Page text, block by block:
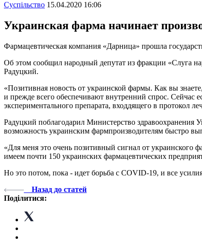
Суспiльство 15.04.2020 16:06
Украинская фарма начинает
Фармацевтическая компания «Дарница» прошла
Об этом сообщил народный депутат из фракции «Слуга
Радуцкий.
«Позитивная новость от украинской фармы. Как вы
и прежде всего обеспечивают внутренний спрос.
экспериментального препарата, входдящего в протокол
Радуцкий поблагодарил Министерство
возможность украинским фармпроизводителям быстро
«Для меня это очень позитивный сигнал от украинского
имеем почти 150 украинских фармацевтических
Но это потом, пока - идет борьба с COVID-19, и все
Назад до статей
Поділитися: